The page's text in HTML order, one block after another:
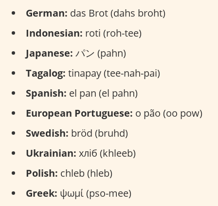
German: das Brot (dahs broht)
Indonesian: roti (roh-tee)
Japanese: パン (pahn)
Tagalog: tinapay (tee-nah-pai)
Spanish: el pan (el pahn)
European Portuguese: o pão (oo pow)
Swedish: bröd (bruhd)
Ukrainian: хліб (khleeb)
Polish: chleb (hleb)
Greek: ψωμί (pso-mee)